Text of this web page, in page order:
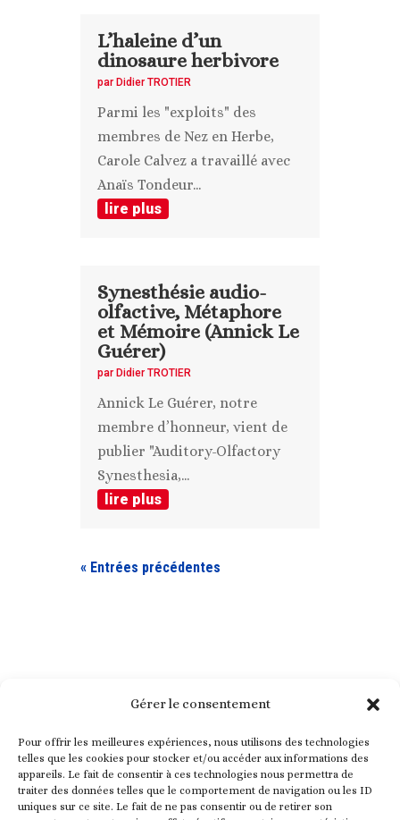
Gérer le consentement
Pour offrir les meilleures expériences, nous utilisons des technologies
telles que les cookies pour stocker et/ou accéder aux informations des
appareils. Le fait de consentir à ces technologies nous permettra de
traiter des données telles que le comportement de navigation ou les ID
uniques sur ce site. Le fait de ne pas consentir ou de retirer son
L’haleine d’un
dinosaure herbivore
par Didier TROTIER
Parmi les "exploits" des
membres de Nez en Herbe,
Carole Calvez a travaillé avec
Anaïs Tondeur...
lire plus
Synesthésie audio-
olfactive, Métaphore
et Mémoire (Annick Le
Guérer)
par Didier TROTIER
Annick Le Guérer, notre
membre d’honneur, vient de
publier "Auditory-Olfactory
Synesthesia,...
lire plus
« Entrées précédentes